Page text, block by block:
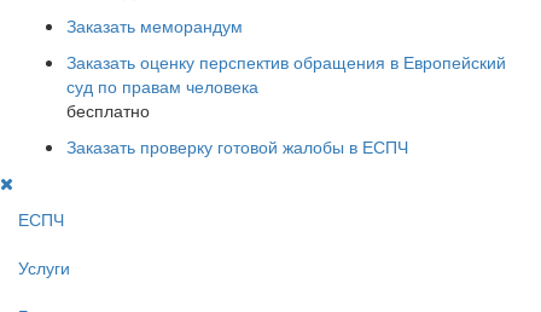
Заказать меморандум
Заказать оценку перспектив обращения в Европейский
суд по правам человека
бесплатно
Заказать проверку готовой жалобы в ЕСПЧ
ЕСПЧ
Услуги